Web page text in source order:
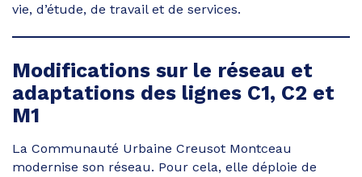
vie, d’étude, de travail et de services.
Modifications sur le réseau et
adaptations des lignes C1, C2 et
M1
La Communauté Urbaine Creusot Montceau
modernise son réseau. Pour cela, elle déploie de